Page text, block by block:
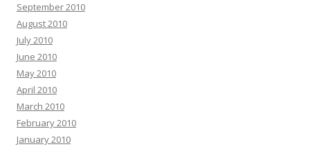
September 2010
August 2010
July 2010
June 2010
May 2010
April 2010
March 2010
February 2010
January 2010